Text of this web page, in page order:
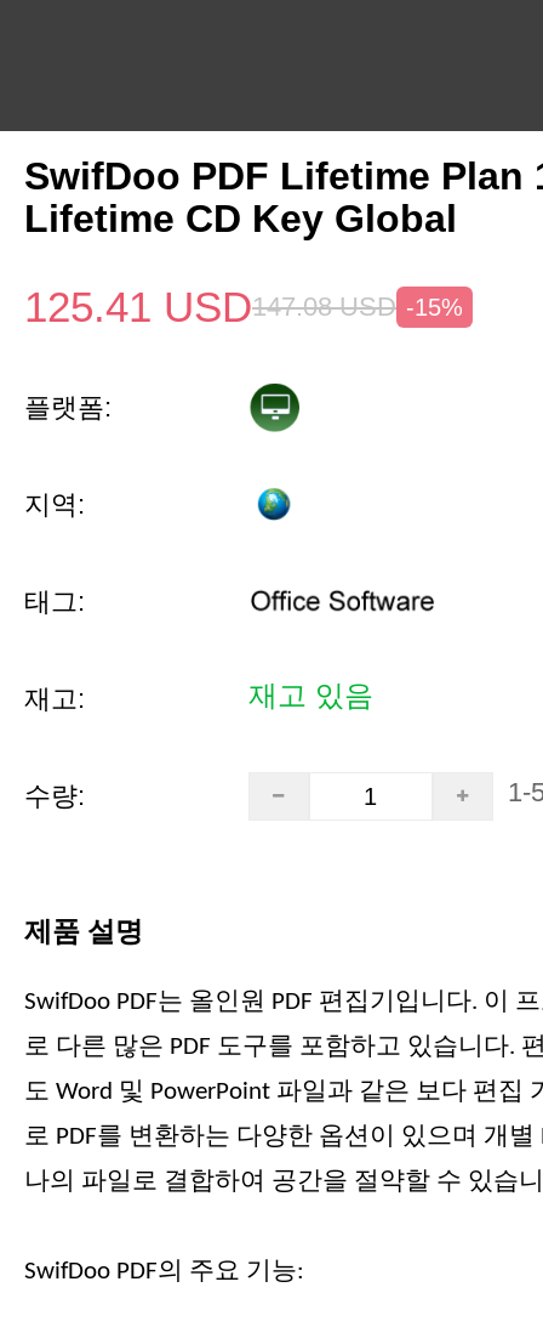
SwifDoo PDF Lifetime Plan
Lifetime CD Key Global
125.41 USD147.08 USD -15%
플랫폼:
지역:
태그:
재고: 재고 있음
수량: 1-
제품 설명
SwifDoo PDF는 올인원 PDF 편집기입니다. 이
로 다른 많은 PDF 도구를 포함하고 있습니다.
도 Word 및 PowerPoint 파일과 같은 보다 편집
로 PDF를 변환하는 다양한 옵션이 있으며 개별
나의 파일로 결합하여 공간을 절약할 수 있습
SwifDoo PDF의 주요 기능: